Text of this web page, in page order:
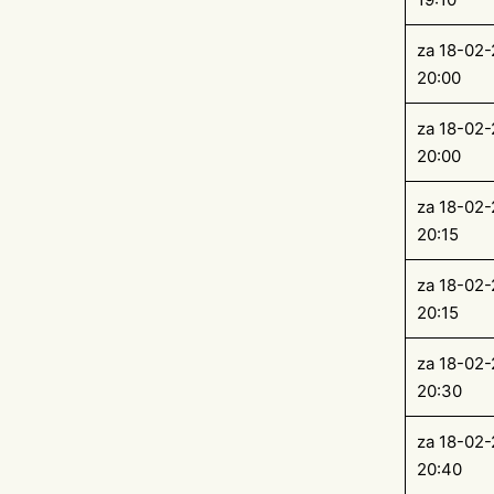
za 18-
20:00
za 18-
20:00
za 18-
20:15
za 18-
20:15
za 18-
20:30
za 18-
20:40